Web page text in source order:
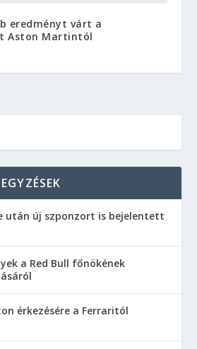
eredményt várt a
Aston Martintól
után új szponzort is bejelentett
a Red Bull főnökének
érkezésére a Ferraritól